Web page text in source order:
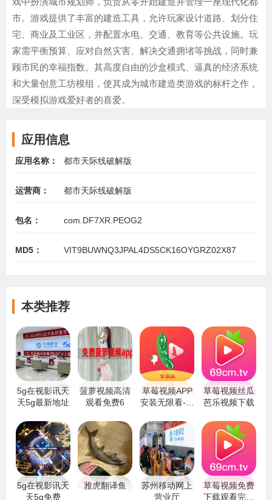
市。游戏提供了丰富的建造工具，允许玩家设计道路、划分住
宅、商业及工业区，并配置水电、交通、教育等公共设施。玩
家需平衡预算、应对自然灾害、解决交通拥堵等挑战，同时兼
顾市民的幸福指数。其高度自由的沙盒模式、逼真的经济系统
和大量创意工坊模组，使其成为城市建造类游戏的标杆之作，
深受模拟游戏爱好者的喜爱。
应用信息
应用名称： 都市天际线破解版
运营商： 都市天际线破解版
包名： com.DF7XR.PEOG2
MD5： VIT9BUWNQ3JPAL4DS5CK16OYGRZ02X87
本类推荐
5g在视影讯天
天5g最新地址
菠萝视频高清
观看免费6
草莓视频APP
安装无限看-丝
草莓视频丝瓜
芭乐视频下载
5g在视影讯天
天5g免费
雅虎翻译鱼
苏州移动网上
营业厅
草莓视频免费
下载观看完整